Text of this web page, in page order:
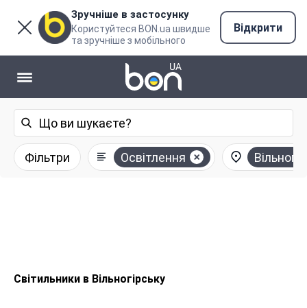
Зручніше в застосунку
Користуйтеся BON.ua швидше
та зручніше з мобільного
Відкрити
Фільтри Освітлення
Світильники в Вільногірську